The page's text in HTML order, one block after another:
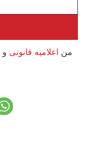
من اعلامیه قانونی و